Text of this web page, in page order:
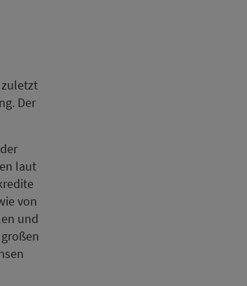
zuletzt
Der
laut
von
und